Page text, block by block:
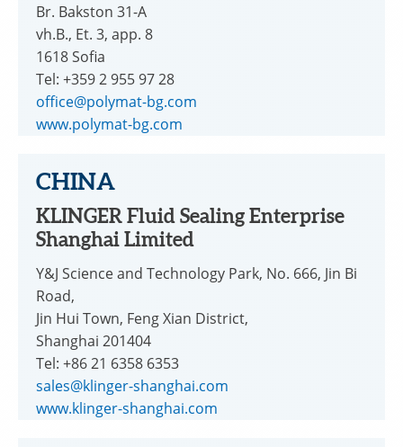
Br. Bakston 31-A
vh.B., Et. 3, app. 8
1618 Sofia
Tel: +359 2 955 97 28
office@polymat-bg.com
www.polymat-bg.com
CHINA
KLINGER Fluid Sealing Enterprise
Shanghai Limited
Y&J Science and Technology Park, No. 666, Jin Bi
Road,
Jin Hui Town, Feng Xian District,
Shanghai 201404
Tel: +86 21 6358 6353
sales@klinger-shanghai.com
www.klinger-shanghai.com